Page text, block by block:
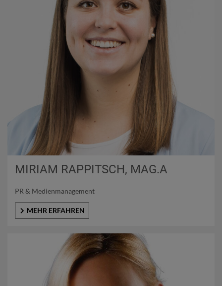
MIRIAM RAPPITSCH, MAG.A
PR & Medienmanagement
MEHR ERFAHREN